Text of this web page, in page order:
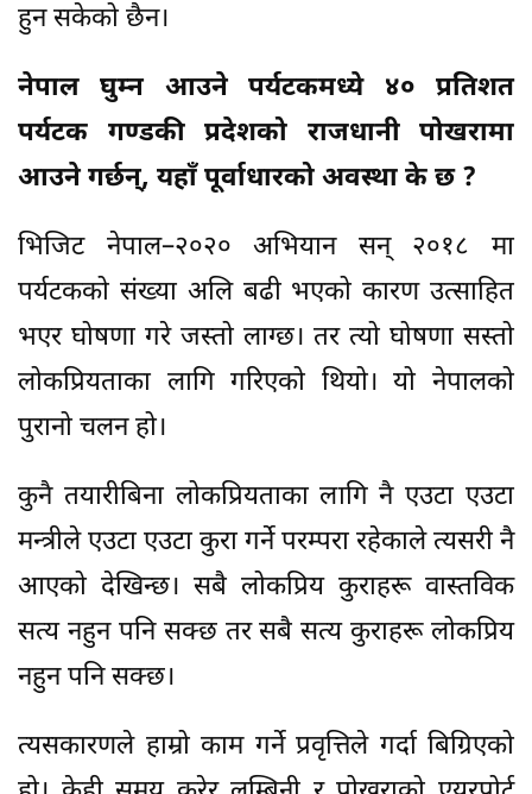
हुन सकेको छैन।
नेपाल घुम्न आउने पर्यटकमध्ये ४० प्रतिशत
पर्यटक गण्डकी प्रदेशको राजधानी पोखरामा
आउने गर्छन्, यहाँ पूर्वाधारको अवस्था के छ ?
भिजिट नेपाल–२०२० अभियान सन् २०१८ मा
पर्यटकको संख्या अलि बढी भएको कारण उत्साहित
भएर घोषणा गरे जस्तो लाग्छ। तर त्यो घोषणा सस्तो
लोकप्रियताका लागि गरिएको थियो। यो नेपालको
पुरानो चलन हो।
कुनै तयारीबिना लोकप्रियताका लागि नै एउटा एउटा
मन्त्रीले एउटा एउटा कुरा गर्ने परम्परा रहेकाले त्यसरी नै
आएको देखिन्छ। सबै लोकप्रिय कुराहरू वास्तविक
सत्य नहुन पनि सक्छ तर सबै सत्य कुराहरू लोकप्रिय
नहुन पनि सक्छ।
त्यसकारणले हाम्रो काम गर्ने प्रवृत्तिले गर्दा बिग्रिएको